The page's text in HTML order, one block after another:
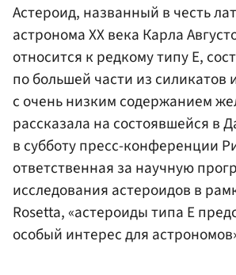
Астероид, названный в честь
астронома XX века Карла
относится к редкому типу E,
по большей части из силикатов
с очень низким содержанием
рассказала на состоявшейся в
в субботу пресс-конференции
ответственная за научную
исследования астероидов в
Rosetta, «астероиды типа E
особый интерес для